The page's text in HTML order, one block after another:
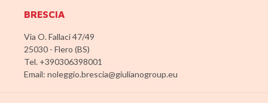
BRESCIA
Via O. Fallaci 47/49
25030 - Flero (BS)
Tel. +390306398001
Email: noleggio.brescia@giulianogroup.eu